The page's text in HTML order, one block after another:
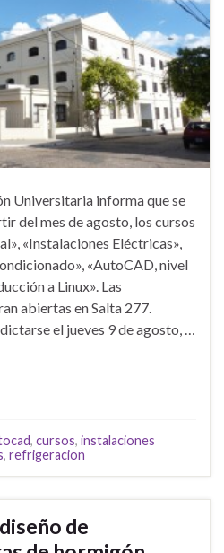
Universitaria informa que se
del mes de agosto, los cursos
«Instalaciones Eléctricas»,
«AutoCAD, nivel
a Linux». Las
abiertas en Salta 277.
el jueves 9 de agosto, …
, cursos, instalaciones
, refrigeracion
de